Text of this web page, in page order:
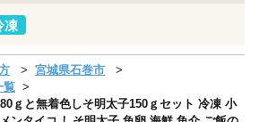
凍
宮城県石巻市
覧
ｇと無着色しそ明太子150ｇセット 冷凍 小